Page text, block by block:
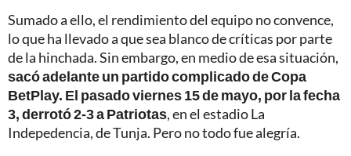
Sumado a ello, el rendimiento del equipo no convence,
lo que ha llevado a que sea blanco de críticas por parte
de la hinchada. Sin embargo, en medio de esa situación,
sacó adelante un partido complicado de Copa
BetPlay. El pasado viernes 15 de mayo, por la fecha
3, derrotó 2-3 a Patriotas, en el estadio La
Indepedencia, de Tunja. Pero no todo fue alegría.